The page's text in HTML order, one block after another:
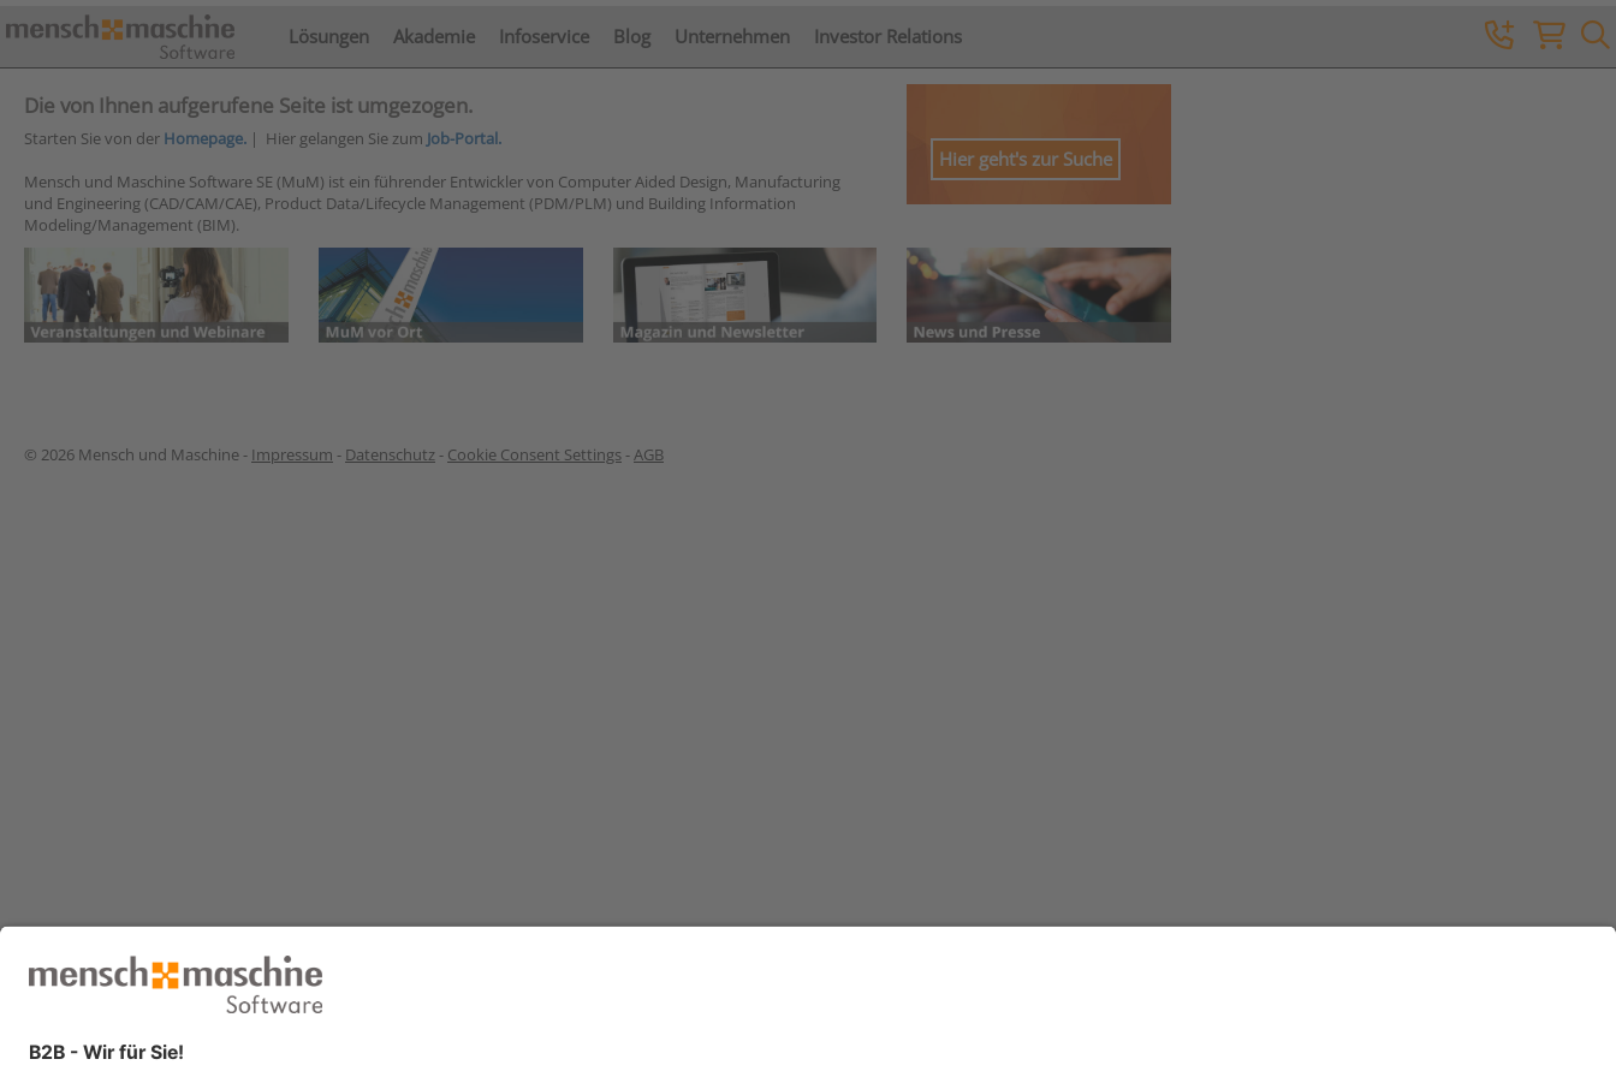
Lösungen Akademie Infoservice Blog Unternehmen Investor Relations
Die von Ihnen aufgerufene Seite ist umgezogen.
Starten Sie von der Homepage. | Hier gelangen Sie zum Job-Portal.
Mensch und Maschine Software SE (MuM) ist ein führender Entwickler von Computer Aided Design, Manufacturing
und Engineering (CAD/CAM/CAE), Product Data/Lifecycle Management (PDM/PLM) und Building Information
Modeling/Management (BIM).
Hier geht's zur Suche
© 2026 Mensch und Maschine - Impressum - Datenschutz- Cookie Consent Settings-AGB